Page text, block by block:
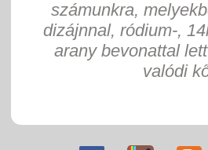
számunkra,
dizájnnal, ródium-,
arany bevonattal
valódi